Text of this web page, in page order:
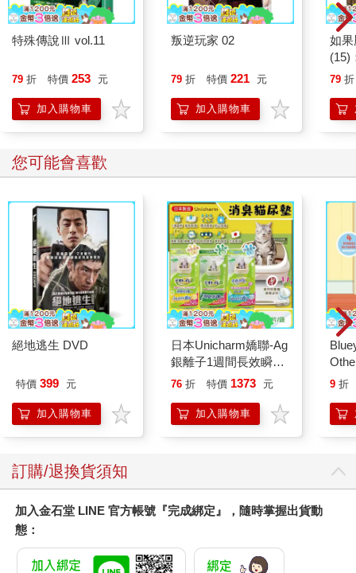
世，工作和人際上的挫折，我們在不同的階段遭遇它們，感到困
惑迷茫，憂傷痛苦，感到失去了人生的希望和前行的動力。如果
它們在相同時間來臨，就會讓許多人一蹶不振，自暴自棄。
俄羅斯導演塔可夫斯基在他的最後一部電影《犧牲》中，講述了
一個關於信念與拯救的故事。
電影的開頭，父親亞歷山大帶著剛做完咽喉手術的兒子種了一棵
修道士每天提一桶水上山澆灌一棵枯死的樹，這樣堅持了三年，
著水桶去澆樹，然後他躺在那棵樹下，這時候響起巴赫的《馬太
受難曲》，小孩子躺在樹下，看著陽光從小樹的枝丫間穿過，那
枯樹真的如同開花了一樣。
塔可夫斯基在電影裡告訴我們，永遠不要放棄希望和信心。無論
何時，當你陷入絕境的時候，告訴自己：世間只有暫時的艱難，
沒有永遠的絕望。無論遭遇多少艱險，無論經歷多少苦難，只要
心中還懷著一粒信念的種子，那麼總有一天能走出困境，讓生命
再次開花結果。
置身於人生絕境，你必然會飽受痛苦的煎熬，經歷巨大的艱險。
它迫使你不得不躲在一個偏僻的角落，向內觀看自己的內心和靈
魂，觸摸心靈深處最脆弱的部分，對生命進行深層的觸及本質的
思考。請正視這突如其來的變故，把它當作造物主對自己的試
西方傳說中，約伯是一個非常正直的人，他信仰忠誠，熱中行
神，難道是沒有原因的嗎？你豈不是四面圈上籬笆，圍護他和他
的家嗎？他所做的事都蒙你賜福。他的家產也越來越多。你可以
試試毀掉他擁有的一切，他必定會棄你而去。」
特殊傳說Ⅲ vol.11
79 折 特價 253 元
加入購物車
叛逆玩家 02
79 折 特價 221 元
加入購物車
如
(15)
貓
79 折
您可能會喜歡
絕地逃生 DVD
特價 399 元
加入購物車
日本Unicharm嬌聯-Ag
銀離子1週間長效瞬吸
乾爽寵物消臭大師貓尿
防滲漏貓尿布/可觀察
尿色貓潔墊補充包/本
76 折 特價 1373 元
加入購物車
9 折
訂購/退換貨須知
加入金石堂 LINE 官方帳號『完成綁定』，隨時掌握出貨動
態：